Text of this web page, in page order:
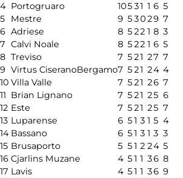
4 Portogruaro 10531 1 6 5
5
Mestre 9 53029 7
6 Adriese 8 522 1 8 3
7 Calvi Noale 8 522 1 6 5
8 Treviso 7 521 27 7
9 Virtus CiseranoBergamo7 521 24 4
10 Villa Valle 7 521 26 7
11 Brian Lignano 7 521 25 6
12 Este 7 521 25 7
13 Luparense 6 51 3 1 5 4
14 Bassano 6 51 3 1 3 3
15 Brusaporto 5 51 2 24 5
16 Cjarlins Muzane 4 51 1 36 8
17 Lavis 4 51 1 36 9